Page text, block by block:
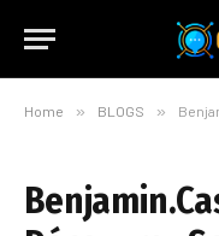
Home » BLOGS »